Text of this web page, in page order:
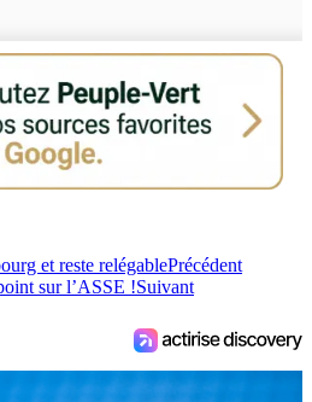
et reste relégablePrécédent
sur l’ASSE !Suivant